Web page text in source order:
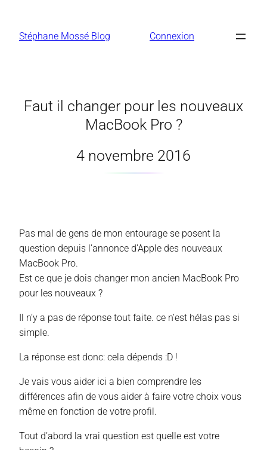
contenu
Stéphane Mossé Blog Connexion
Faut il changer pour les nouveaux
MacBook Pro ?
4 novembre 2016
Pas mal de gens de mon entourage se posent la
question depuis l’annonce d’Apple des nouveaux
MacBook Pro.
Est ce que je dois changer mon ancien MacBook Pro
pour les nouveaux ?
Il n’y a pas de réponse tout faite. ce n’est hélas pas si
simple.
La réponse est donc: cela dépends :D !
Je vais vous aider ici a bien comprendre les
différences afin de vous aider à faire votre choix vous
même en fonction de votre profil.
Tout d’abord la vrai question est quelle est votre